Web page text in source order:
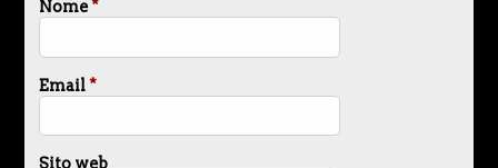
Nome*
Email*
Sito web